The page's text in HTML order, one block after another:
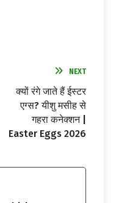
NEXT
क्यों रंगे जाते हैं ईस्टर
एग्स? यीशु मसीह से
गहरा कनेक्शन |
Easter Eggs 2026